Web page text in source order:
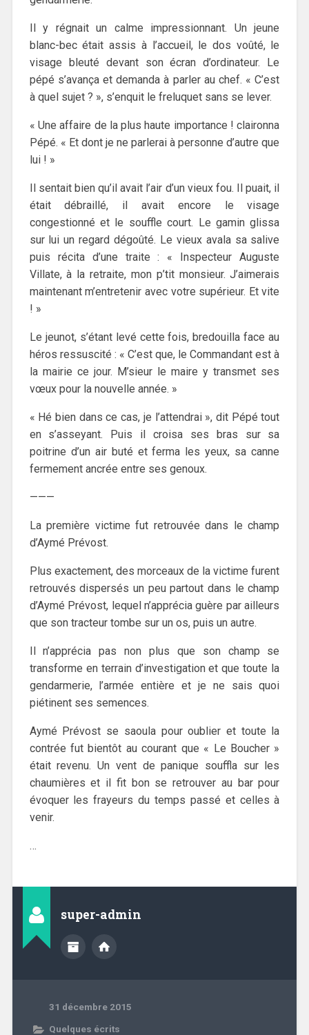
Il y régnait un calme impressionnant. Un jeune
blanc-bec était assis à l’accueil, le dos voûté, le
visage bleuté devant son écran d’ordinateur. Le
pépé s’avança et demanda à parler au chef. « C’est
à quel sujet ? », s’enquit le freluquet sans se lever.
« Une affaire de la plus haute importance ! claironna
Pépé. « Et dont je ne parlerai à personne d’autre que
lui ! »
Il sentait bien qu’il avait l’air d’un vieux fou. Il puait, il
était débraillé, il avait encore le visage
congestionné et le souffle court. Le gamin glissa
sur lui un regard dégoûté. Le vieux avala sa salive
puis récita d’une traite : « Inspecteur Auguste
Villate, à la retraite, mon p’tit monsieur. J’aimerais
maintenant m’entretenir avec votre supérieur. Et vite
! »
Le jeunot, s’étant levé cette fois, bredouilla face au
héros ressuscité : « C’est que, le Commandant est à
la mairie ce jour. M’sieur le maire y transmet ses
vœux pour la nouvelle année. »
« Hé bien dans ce cas, je l’attendrai », dit Pépé tout
en s’asseyant. Puis il croisa ses bras sur sa
poitrine d’un air buté et ferma les yeux, sa canne
fermement ancrée entre ses genoux.
———
La première victime fut retrouvée dans le champ
d’Aymé Prévost.
Plus exactement, des morceaux de la victime furent
retrouvés dispersés un peu partout dans le champ
d’Aymé Prévost, lequel n’apprécia guère par ailleurs
que son tracteur tombe sur un os, puis un autre.
Il n’apprécia pas non plus que son champ se
transforme en terrain d’investigation et que toute la
gendarmerie, l’armée entière et je ne sais quoi
piétinent ses semences.
Aymé Prévost se saoula pour oublier et toute la
contrée fut bientôt au courant que « Le Boucher »
était revenu. Un vent de panique souffla sur les
chaumières et il fit bon se retrouver au bar pour
évoquer les frayeurs du temps passé et celles à
venir.
…
super-admin
31 décembre 2015
Quelques écrits